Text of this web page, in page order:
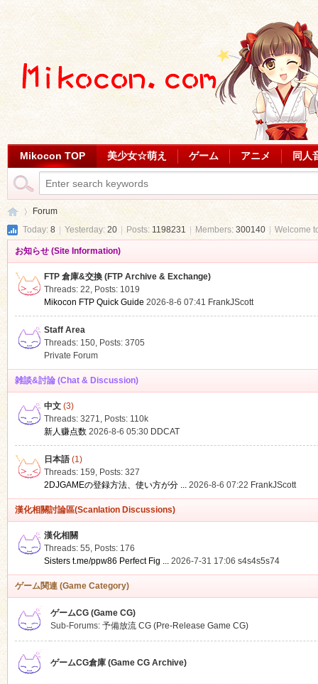
Mikocon TOP 美少女☆萌え ゲーム アニメ 同人
Mi
Forum
Today: 8 Yesterday: 20 Posts:1198231 Members: 300140 Welcome
お知らせ (Site Information)
FTP 倉庫&交換 (FTP Archive & Exchange)
Threads: 22, Posts: 1019
Mikocon FTP Quick Guide 2026-8-6 07:41 FrankJScott
Staff Area
Threads: 150, Posts: 3705
Private Forum
雑談&討論 (Chat & Discussion)
中文(3)
Threads: 3271, Posts: 110k
新人赚点数 2026-8-6 05:30 DDCAT
日本語(1)
Threads: 159, Posts: 327
2DJGAMEの登録方法、使い方が分 ... 2026-8-6 07:22 FrankJScott
漢化相關討論區(Scanlation Discussions)
漢化相關
Threads: 55, Posts: 176
Sisters t.me/ppw86 Perfect Fig ... 2026-7-31 17:06 s4s4s5s74
ゲーム関連 (Game Category)
ゲームCG (Game CG)
Sub-Forums: 予備放流 CG (Pre-Release Game CG)
ゲームCG倉庫 (Game CG Archive)